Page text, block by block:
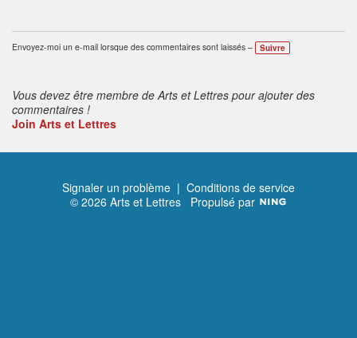
Envoyez-moi un e-mail lorsque des commentaires sont laissés – Suivre
Vous devez être membre de Arts et Lettres pour ajouter des
commentaires !
Join Arts et Lettres
Signaler un problème | Conditions de service
© 2026 Arts et Lettres Propulsé par